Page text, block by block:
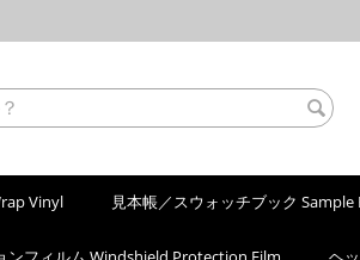
Vinyl 見本帳／スウォッチブック Sample